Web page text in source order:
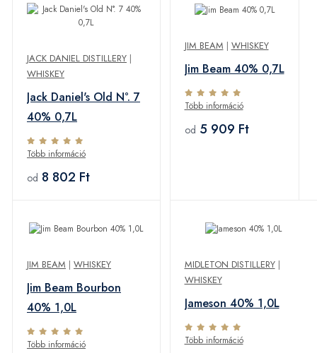
JACK DANIEL DISTILLERY |
WHISKEY
Jack Daniel's Old N°. 7
40% 0,7L
Több információ
od 8 802 Ft
JIM BEAM | WHISKEY
Jim Beam 40% 0,7L
Több információ
od 5 909 Ft
JIM BEAM | WHISKEY
Jim Beam Bourbon
40% 1,0L
Több információ
MIDLETON DISTILLERY|
WHISKEY
Jameson 40% 1,0L
Több információ